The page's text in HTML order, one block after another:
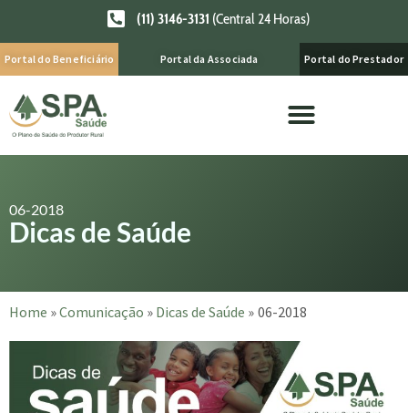
(11) 3146-3131 (Central 24 Horas)
Portal do Beneficiário Portal da Associada Portal do Prestador
06-2018
Dicas de Saúde
Home »Comunicação » Dicas de Saúde » 06-2018